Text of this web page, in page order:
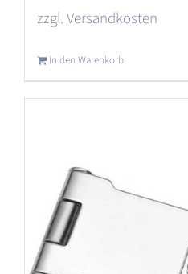
zzgl.Versandkosten
In den Warenkorb